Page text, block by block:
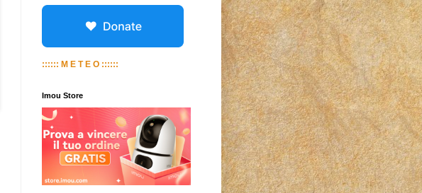
:::::: M E T E O ::::::
Imou Store